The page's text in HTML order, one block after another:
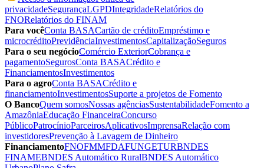
privacidadeSegurançaLGPDIntegridadeRelatórios do
FNORelatórios do FINAM
Para vocêConta BASACartão de créditoEmpréstimo e
microcréditoPrevidênciaInvestimentosCapitalizaçãoSeguros
Para o seu negócioComércio ExteriorCobrança e
pagamentoSegurosConta BASACrédito e
FinanciamentosInvestimentos
Para o agroConta BASACrédito e
financiamentoInvestimentosSuporte a projetos de Fomento
O BancoQuem somosNossas agênciasSustentabilidadeFomento a
AmazôniaEducação FinanceiraConcurso
PúblicoPatrocínioParceirosAplicativosImprensaRelação com
investidoresPrevenção à Lavagem de Dinheiro
FinanciamentoFNOFMMFDAFUNGETURBNDES
FINAMEBNDES Automático RuralBNDES Automático